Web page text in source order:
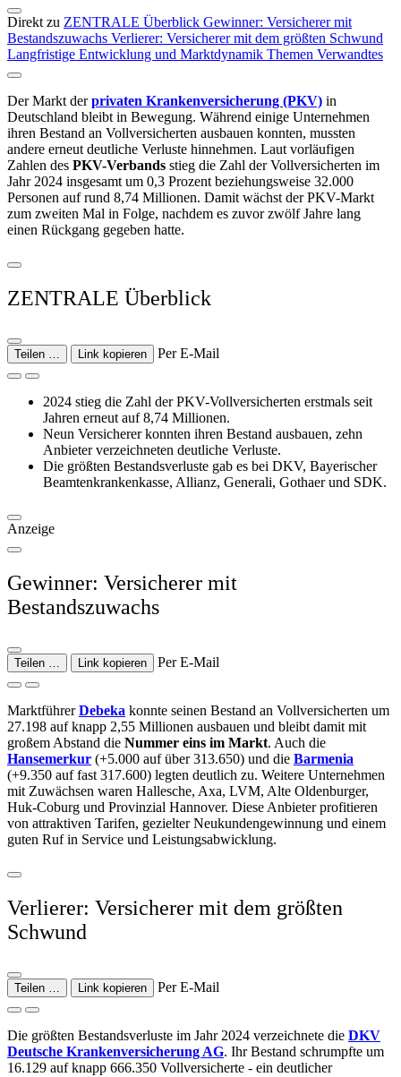
Direkt zu ZENTRALE Überblick Gewinner: Versicherer mit
Bestandszuwachs Verlierer: Versicherer mit dem größten Schwund
Langfristige Entwicklung und Marktdynamik Themen Verwandtes
Der Markt derprivaten Krankenversicherung (PKV) in
Deutschland bleibt in Bewegung. Während einige Unternehmen
ihren Bestand an Vollversicherten ausbauen konnten, mussten
andere erneut deutliche Verluste hinnehmen. Laut vorläufigen
Zahlen des PKV-Verbands stieg die Zahl der Vollversicherten im
Jahr 2024 insgesamt um 0,3 Prozent beziehungsweise 32.000
Personen auf rund 8,74 Millionen. Damit wächst der PKV-Markt
zum zweiten Mal in Folge, nachdem es zuvor zwölf Jahre lang
einen Rückgang gegeben hatte.
ZENTRALE Überblick
Teilen … Link kopieren Per E-Mail
2024 stieg die Zahl der PKV-Vollversicherten erstmals seit
Jahren erneut auf 8,74 Millionen.
Neun Versicherer konnten ihren Bestand ausbauen, zehn
Anbieter verzeichneten deutliche Verluste.
Die größten Bestandsverluste gab es bei DKV, Bayerischer
Beamtenkrankenkasse, Allianz, Generali, Gothaer und SDK.
Anzeige
Gewinner: Versicherer mit
Bestandszuwachs
Teilen … Link kopieren Per E-Mail
MarktführerDebeka konnte seinen Bestand an Vollversicherten um
27.198 auf knapp 2,55 Millionen ausbauen und bleibt damit mit
großem Abstand die Nummer eins im Markt. Auch die
Hansemerkur (+5.000 auf über 313.650) und die Barmenia
(+9.350 auf fast 317.600) legten deutlich zu. Weitere Unternehmen
mit Zuwächsen waren Hallesche, Axa, LVM, Alte Oldenburger,
Huk-Coburg und Provinzial Hannover. Diese Anbieter profitieren
von attraktiven Tarifen, gezielter Neukundengewinnung und einem
guten Ruf in Service und Leistungsabwicklung.
Verlierer: Versicherer mit dem größten
Schwund
Teilen … Link kopieren Per E-Mail
Die größten Bestandsverluste im Jahr 2024 verzeichnete die DKV
Deutsche Krankenversicherung AG. Ihr Bestand schrumpfte um
16.129 auf knapp 666.350 Vollversicherte - ein deutlicher